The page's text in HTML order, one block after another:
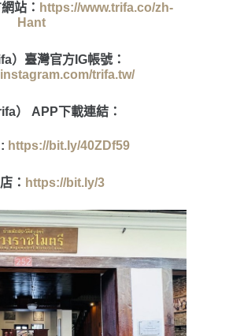
站： https://www.trifa.co/zh-
Hant
） 臺灣官方IG帳號：
trifa.tw/
） APP下載連結：
https://bit.ly/40ZDf59
： https://bit.ly/3